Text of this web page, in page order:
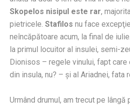
Skopelos nisipul este rar,
pietricele. Stafilos nu face
neîncăpătoare acum, la final de
la primul locuitor al insulei, semi-
Dionisos – regele vinului, fapt
din insula, nu? – şi al Ariadnei, fata
Urmând drumul, am trecut pe lângă